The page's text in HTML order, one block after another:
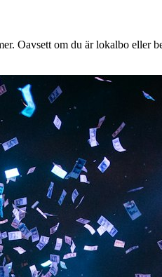
Oavsett om du är lokalbo eller